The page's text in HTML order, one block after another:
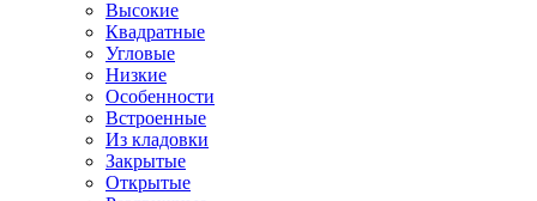
Высокие
Квадратные
Угловые
Низкие
Особенности
Встроенные
Из кладовки
Закрытые
Открытые